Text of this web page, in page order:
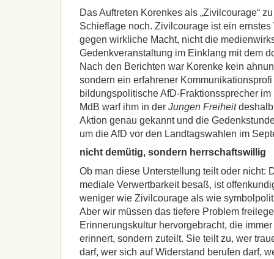
Das Auftreten Korenkes als „Zivilcourage“
Schieflage noch. Zivilcourage ist ein
gegen wirkliche Macht, nicht die
Gedenkveranstaltung im Einklang mit dem
Nach den Berichten war Korenke kein
sondern ein erfahrener
bildungspolitische AfD-Fraktionssprecher
MdB warf ihm in der Jungen Freiheitdeshalb
Aktion genau gekannt und die
um die AfD vor den Landtagswahlen im
nicht demütig, sondern herrschaftswillig
Ob man diese Unterstellung teilt oder nicht:
mediale Verwertbarkeit besaß, ist
weniger wie Zivilcourage als wie
Aber wir müssen das tiefere Problem
Erinnerungskultur hervorgebracht, die
erinnert, sondern zuteilt. Sie teilt zu, wer
darf, wer sich auf Widerstand berufen darf,